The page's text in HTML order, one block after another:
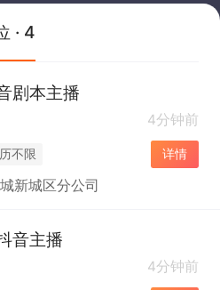
· 4
剧本主播
4分钟前
不限 详情
新城区分公司
音主播
4分钟前